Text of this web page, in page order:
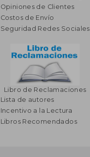
Opiniones de Clientes
Costos de Envío
Seguridad Redes Sociales
Libro de Reclamaciones
Lista de autores
Incentivo a la Lectura
Libros Recomendados